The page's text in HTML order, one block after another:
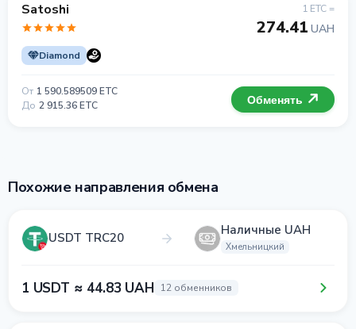
Satoshi
Diamond
1 ETC =
274.41 UAH
От 1 590.589509 ETC
До 2 915.36 ETC Обменять
Похожие направления обмена
USDT TRC20 Наличные UAH
Хмельницкий
1 USDT ≈ 44.83 UAH 12 обменников